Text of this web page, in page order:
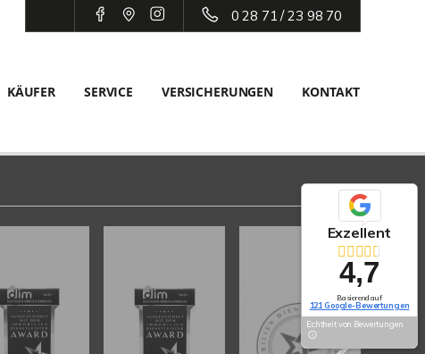
0 28 71 / 23 98 70
KÄUFER SERVICE VERSICHERUNGEN KONTAKT
Exzellent
4,7
Basierend auf
121 Google-Bewertungen
Echtheit von Bewertungen